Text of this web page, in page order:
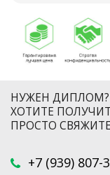
НУЖЕН ДИПЛОМ?
ХОТИТЕ
ПРОСТО
+7 (939) 807-